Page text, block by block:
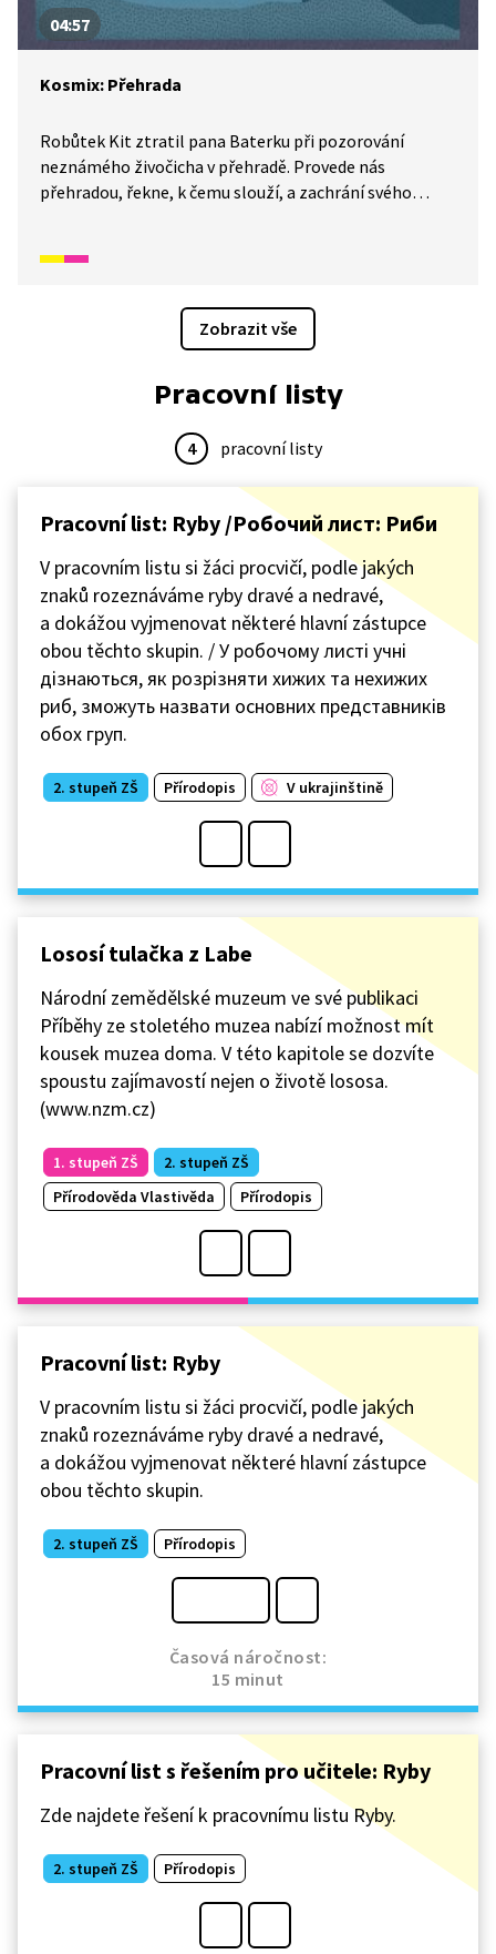
04:57
Kosmix: Přehrada
Robůtek Kit ztratil pana Baterku při pozorování
neznámého živočicha v přehradě. Provede nás
přehradou, řekne, k čemu slouží, a zachrání svého
Zobrazit vše
Pracovní listy
4 pracovní listy
Pracovní list: Ryby /Робочий лист: Риби
V pracovním listu si žáci procvičí, podle jakých
znaků rozeznáváme ryby dravé a nedravé,
a dokážou vyjmenovat některé hlavní zástupce
obou těchto skupin. / У робочому листі учні
дізнаються, як розрізняти хижих та нехижих
риб, зможуть назвати основних представників
обох груп.
2. stupeň ZŠ Přírodopis V ukrajinštině
Lososí tulačka z Labe
Národní zemědělské muzeum ve své publikaci
Příběhy ze stoletého muzea nabízí možnost mít
kousek muzea doma. V této kapitole se dozvíte
spoustu zajímavostí nejen o životě lososa.
(www.nzm.cz)
1. stupeň ZŠ
2. stupeň ZŠ
Přírodověda Vlastivěda
Přírodopis
Pracovní list: Ryby
V pracovním listu si žáci procvičí, podle jakých
znaků rozeznáváme ryby dravé a nedravé,
a dokážou vyjmenovat některé hlavní zástupce
obou těchto skupin.
2. stupeň ZŠ Přírodopis
Časová náročnost:
15 minut
Pracovní list s řešením pro učitele: Ryby
Zde najdete řešení k pracovnímu listu Ryby.
2. stupeň ZŠ Přírodopis